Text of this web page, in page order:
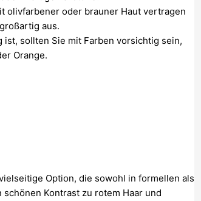
olivfarbener oder brauner Haut vertragen
aus.
ist, sollten Sie mit Farben vorsichtig sein,
Orange.
Option, die sowohl in formellen als
Kontrast zu rotem Haar und